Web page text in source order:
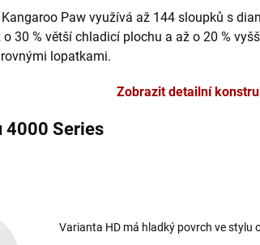
Paw využívá až 144 sloupků s
30 % větší chladicí plochu a až o 20 %
lopatkami.
Zobrazit detailní
4000 Series
Varianta HD má hladký povrch ve stylu